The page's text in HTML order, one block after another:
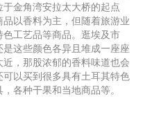
金角湾安拉太大桥的起点
以香料为主，但随着旅游业
工艺品等商品。逛埃及市
这些颜色各异且堆成一座座
，那股浓郁的香料味道也会
以买到很多具有土耳其特色
各种干果和当地商品等。